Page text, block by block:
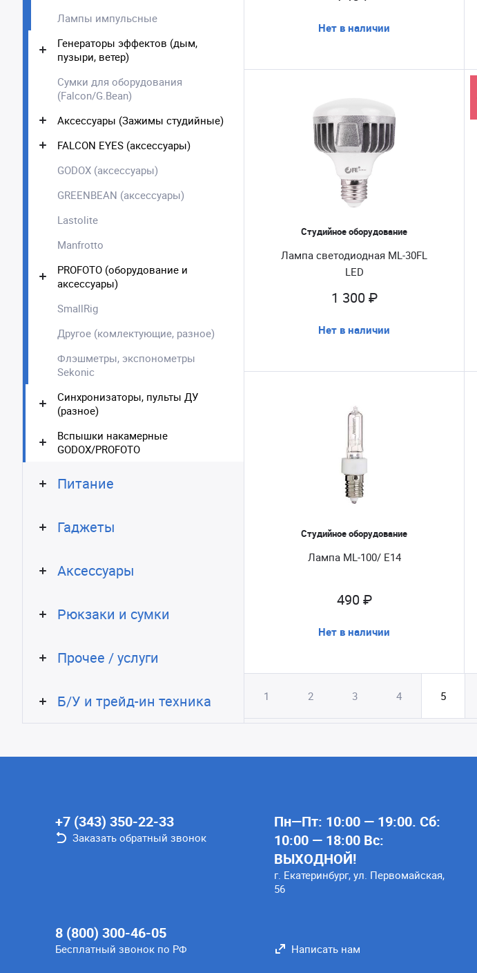
Лампы импульсные
Генераторы эффектов (дым,
пузыри, ветер)
Сумки для оборудования
(Falcon/G.Bean)
Аксессуары (Зажимы студийные)
FALCON EYES (аксессуары)
GODOX (аксессуары)
GREENBEAN (аксессуары)
Lastolite
Manfrotto
PROFOTO (оборудование и
аксессуары)
SmallRig
Другое (комлектующие, разное)
Флэшметры, экспонометры
Sekonic
Синхронизаторы, пульты ДУ
(разное)
Вспышки накамерные
GODOX/PROFOTO
Питание
Гаджеты
Аксессуары
Рюкзаки и сумки
Прочее / услуги
Б/У и трейд-ин техника
Нет в наличии
Студийное оборудование
Лампа светодиодная ML-30FL
LED
1 300 ₽
Нет в наличии
Студийное оборудование
Лампа ML-100/ E14
490 ₽
Нет в наличии
1 2 3 4 5
+7 (343) 350-22-33
Заказать обратный звонок
8 (800) 300-46-05
Бесплатный звонок по РФ
Пн—Пт: 10:00 — 19:00. Сб:
10:00 — 18:00 Вс:
ВЫХОДНОЙ!
г. Екатеринбург, ул. Первомайская,
56
Написать нам